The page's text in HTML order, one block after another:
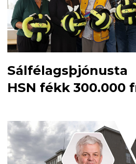
Sálfélagsþjónusta
HSN fékk 300.000